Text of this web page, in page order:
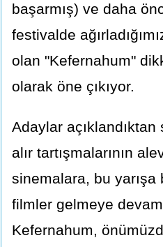
başarmış) ve daha
festivalde
olan "Kefernahum"
olarak öne çıkıyor.
Adaylar açıklandıktan
alır tartışmalarının
sinemalara, bu
filmler gelmeye
Kefernahum,